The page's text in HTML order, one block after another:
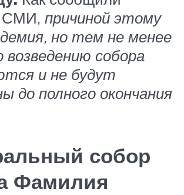
СМИ, причиной этому
но тем не менее
собора
и не будут
до полного окончания
собор
Фамилия